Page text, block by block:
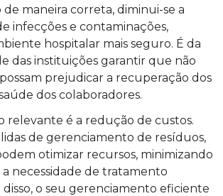
maneira correta, diminui-se a
infecções e contaminações,
hospitalar mais seguro. É da
das instituições garantir que não
prejudicar a recuperação dos
dos colaboradores.
relevante é a redução de custos.
de gerenciamento de resíduos,
otimizar recursos, minimizando
necessidade de tratamento
disso, o seu gerenciamento eficiente